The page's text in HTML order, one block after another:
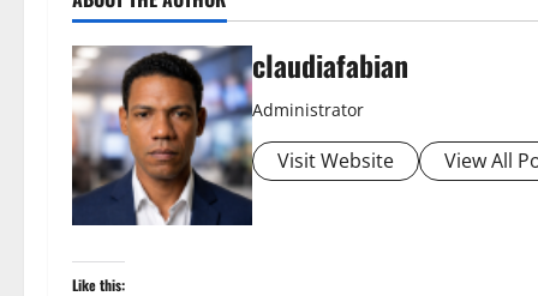
claudiafabian
Administrator
Visit Website View All
Like this: